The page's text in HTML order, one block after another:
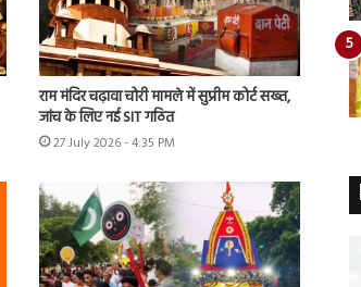
राम मंदिर चढ़ावा चोरी मामले में सुप्रीम कोर्ट सख्त,
जांच के लिए नई SIT गठित
27 July 2026 - 4:35 PM